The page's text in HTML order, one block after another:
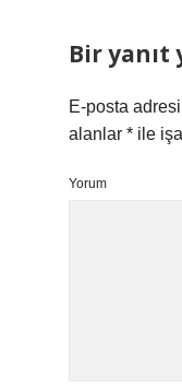
Bir yanıt
E-posta
alanlar * ile
Yorum